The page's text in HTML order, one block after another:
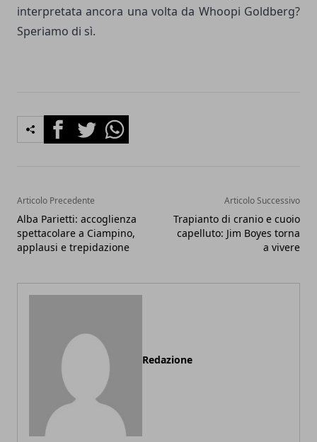
interpretata ancora una volta da Whoopi Goldberg?
Speriamo di sì.
FacebookTwitterWhatsapp
Articolo Precedente
Alba Parietti: accoglienza
spettacolare a Ciampino,
applausi e trepidazione
Articolo Successivo
Trapianto di cranio e cuoio
capelluto: Jim Boyes torna
a vivere
Redazione